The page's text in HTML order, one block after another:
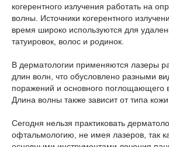
когерентного излучения работать на
волны. Источники когерентного
время широко используются для
татуировок, волос и родинок.
В дерматологии применяются лазеры
длин волн, что обусловлено разными
поражений и основного поглощающего
Длина волны также зависит от типа кожи
Сегодня нельзя практиковать
офтальмологию, не имея лазеров, так